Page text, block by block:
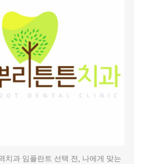
치과 임플란트 선택 전, 나에게 맞는